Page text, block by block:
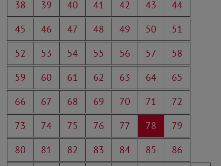
38
39 40 41 42 43
44
45
46 47 48 49 50
51
52
53 54 55 56 57
58
59
60 61 62 63 64
65
66
67 68 69 70 71
72
73
74 75 76 77 78
79
80
81 82 83 84 85
86